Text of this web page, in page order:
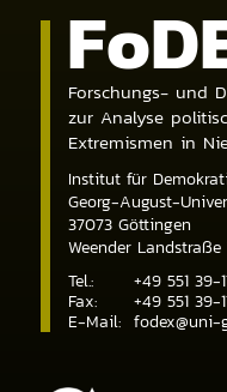
Fo
Forschungs- und
zur Analyse
Extremismen in
Institut für
Georg-August-
37073 Göttingen
Weender Landstraße
Tel.:
+49 551 39-
Fax:
+49 551 39-
E-Mail: fodex@uni-